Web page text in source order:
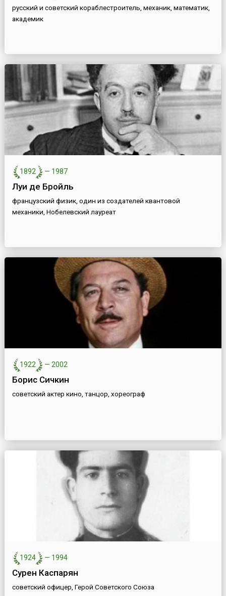
русский и советский кораблестроитель, механик, математик,
академик
1892 — 1987
Луи де Бройль
французский физик, один из создателей квантовой
механики, Нобелевский лауреат
1922 — 2002
Борис Сичкин
советский актер кино, танцор, хореограф
1924 — 1994
Сурен Каспарян
советский офицер, Герой Советского Союза